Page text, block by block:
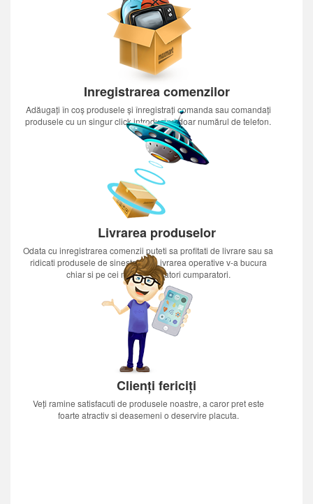
Inregistrarea comenzilor
Adăugați în coș produsele și înregistrați comanda sau comandați
produsele cu un singur click introducînd doar numărul de telefon.
Livrarea produselor
Odata cu inregistrarea comenzii puteti sa profitati de livrare sau sa
ridicati produsele de sinestatator.Livrarea operative v-a bucura
chiar si pe cei mai nerabdatori cumparatori.
Clienți fericiți
Veți ramine satisfacuti de produsele noastre, a caror pret este
foarte atractiv si deasemeni o deservire placuta.